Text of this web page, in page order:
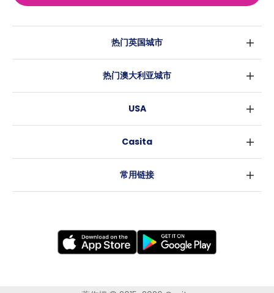
热门英国城市
伦敦
爱丁堡
利兹
考文垂
莱斯特
热门澳大利亚城市
布里斯班
阿德莱德
USA
洛杉矶
Casita
常用链接